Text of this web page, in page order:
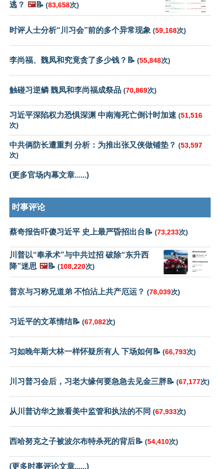
逃？ 🖼️📝 (83,658次)
时评人士分析“川习会”前的多个异常现象 (59,168次)
李尚福、魏凤和究竟贪了多少钱？📝 (55,848次)
触碰习逆鳞 魏凤和李尚福成祭品 (70,869次)
习近平深陷权力恐惧深渊 中南海死亡倒计时加速 (51,516
次)
中共俩防长遭重判 分析：为推出张又侠做铺垫？ (53,597
次)
(更多官场内幕文章......)
时事评论
蔡奇报告吓傻习近平 史上最严昏招出台📝 (73,233次)
川普以“奉承术”与中共过招 破除“东升西
降”迷思 🖼️📝 (108,220次)
普京与习称兄道弟 不怕沾上共产厄运？ (78,039次)
习近平的文革情结📝 (67,082次)
习如晚年斯大林一样怀疑所有人 下场如何📝 (66,793次)
川习普习会后，习老大缘何要急急去见金三胖📝 (67,177次)
从川普访华之旅看美中监管和执法的不同 (67,933次)
西哈努克之子被波尔布特杀死的背后📝 (54,410次)
(更多时事评论文章......)